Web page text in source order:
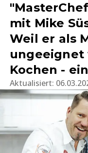
mit Mike
Weil er als
ungeeignet
Kochen -
Aktualisiert: